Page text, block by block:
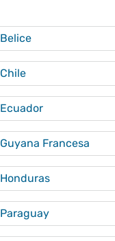
Belice
Chile
Ecuador
Guyana Francesa
Honduras
Paraguay